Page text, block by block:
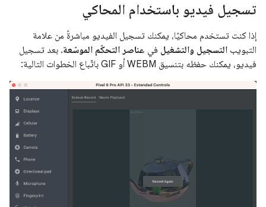
تسجيل فيديو باستخدام المحاكي
إذا كنت تستخدم محاكيًا، يمكنك تسجيل الفيديو مباشرةً من علامة
التبويب التسجيل والتشغيل في عناصر التحكّم الموسّعة. بعد تسجيل
فيديو، يمكنك حفظه بتنسيق WEBM أو GIF باتّباع الخطوات التالية: